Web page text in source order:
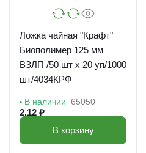
Ложка чайная "Крафт"
Биополимер 125 мм
ВЗЛП /50 шт х 20 уп/1000
шт/4034КРФ
В наличии 65050
2.12 ₽
В корзину